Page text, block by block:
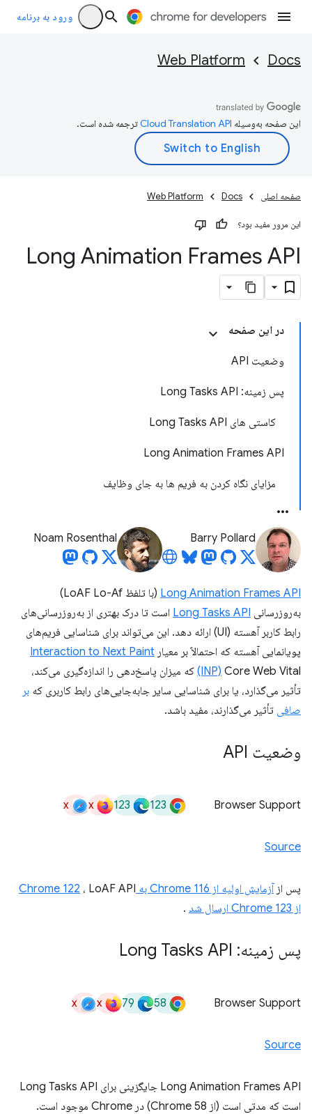
ورود به برنامه
Docs
Web Platform
این صفحه به‌وسیله ترجمه شده است.
صفحه اصلی Docs
Web Platform
این مرور مفید بود؟
Long Animation Frames API
در این صفحه
وضعیت API
پس زمینه: Long Tasks API
کاستی های Long Tasks API
Long Animation Frames API
مزایای نگاه کردن به فریم ها به جای وظایف
Barry Pollard
Noam Rosenthal
Long Animation Frames API
(با تلفظ LoAF Lo-Af)
به‌روزرسانی Long Tasks API است تا درک بهتری از به‌روزرسانی‌های
رابط کاربر آهسته (UI) ارائه دهد. این می‌تواند برای شناسایی فریم‌های
پویانمایی آهسته که احتمالاً بر معیار Interaction to Next Paint
(INP) Core Web Vital که میزان پاسخ‌دهی را اندازه‌گیری می‌کند،
تأثیر می‌گذارد، یا برای شناسایی سایر جابه‌جایی‌های رابط کاربری که بر
صافی تأثیر می‌گذارند، مفید باشد.
وضعیت API
Browser Support
123
123
x
x
Source
پس از آزمایش اولیه از Chrome 116 به Chrome 122
، LoAF API
از Chrome 123 ارسال شد
.
پس زمینه: Long Tasks API
Browser Support
58
79
x
x
Source
Long Animation Frames API جایگزینی برای Long Tasks API
است که مدتی است (از Chrome 58) در Chrome موجود است.